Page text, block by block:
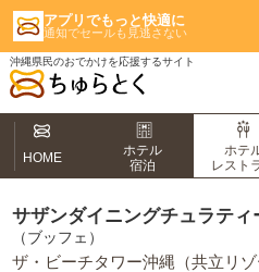
アプリでもっと快適に
通知でセールも見逃さない
沖縄県民のおでかけを応援するサイト
HOME
ホテル
宿泊
ホテ
レスト
サザンダイニングチュラティ
（ブッフェ）
ザ・ビーチタワー沖縄（共立リゾ